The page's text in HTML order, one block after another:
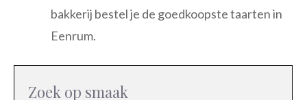
bakkerij bestel je de goedkoopste taarten in
Eenrum.
Zoek op smaak